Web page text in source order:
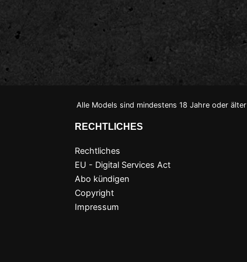
Alle Models sind mindestens 18 Jahre oder älter
RECHTLICHES
Rechtliches
EU - Digital Services Act
Abo kündigen
Copyright
Impressum